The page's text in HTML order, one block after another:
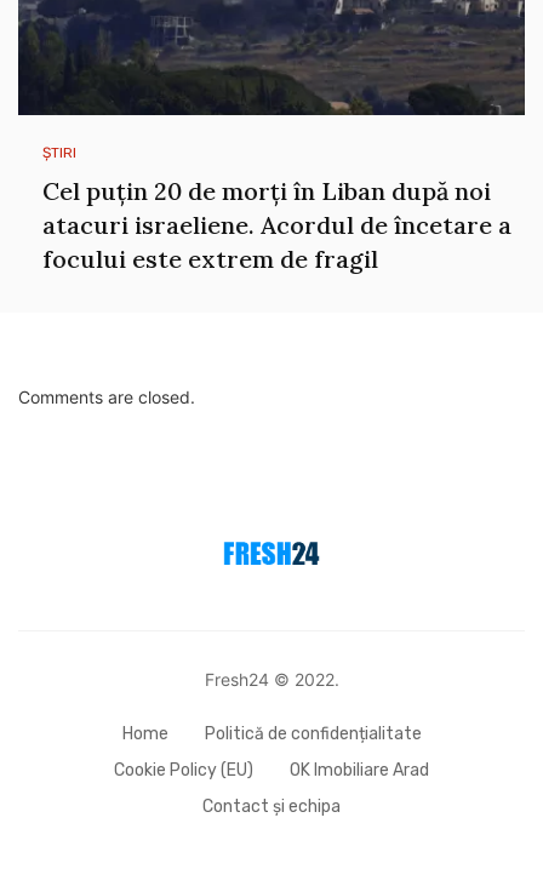
ȘTIRI
Cel puțin 20 de morți în Liban după noi
atacuri israeliene. Acordul de încetare a
focului este extrem de fragil
Comments are closed.
Fresh24 © 2022.
Home
Politică de confidențialitate
Cookie Policy (EU)
OK Imobiliare Arad
Contact și echipa